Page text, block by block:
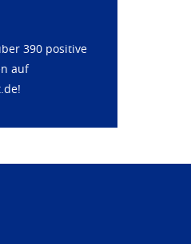
390 positive
auf
!